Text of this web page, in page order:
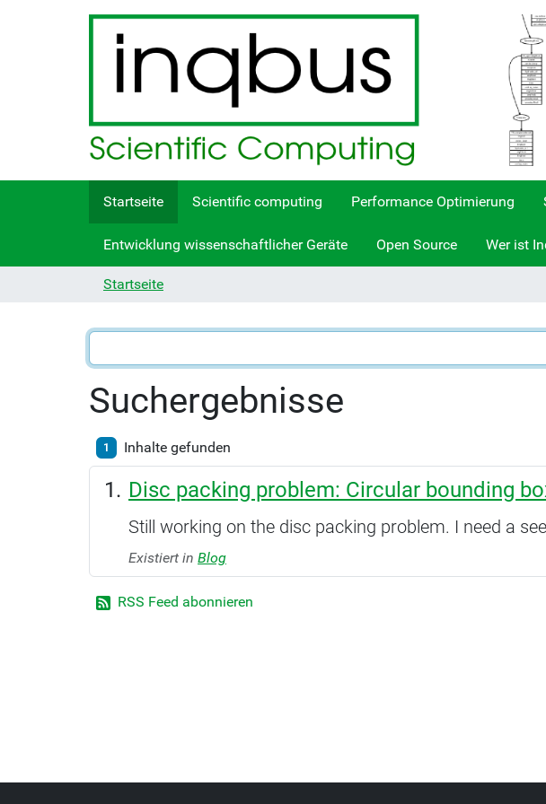
Startseite Scientific computing Performance Optimierung
Entwicklung wissenschaftlicher Geräte Open Source Wer ist
Startseite
Suchergebnisse
1 Inhalte gefunden
Disc packing problem: Circular bounding
Still working on the disc packing problem. I need a
Existiert in Blog
RSS Feed abonnieren